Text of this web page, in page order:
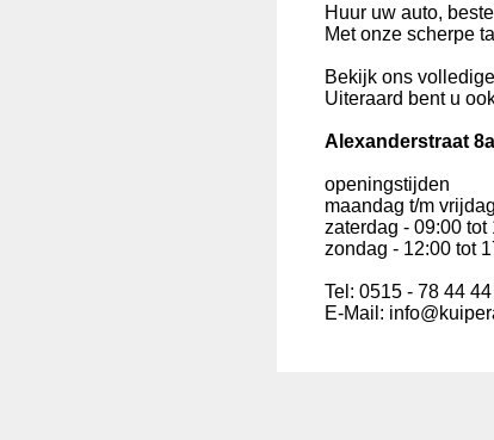
Huur uw auto,
Met onze scherpe
Bekijk ons
Uiteraard bent u
Alexanderstraat
openingstijden
maandag t/m
zaterdag - 09:00 tot
zondag - 12:00 tot
Tel: 0515 - 78 44 44
E-Mail: